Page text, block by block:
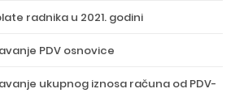
radnika u 2021. godini
PDV osnovice
ukupnog iznosa računa od PDV-